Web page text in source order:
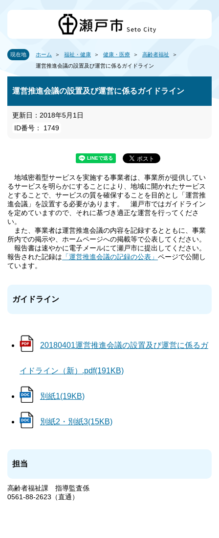
現在地 ホーム 福祉・健康 健康・医療
高齢者福祉
運営推進会議の設置及び運営に係るガイドライン
運営推進会議の設置及び運営に係るガイドライン
更新日：2018年5月1日
ID番号： 1749
地域密着型サービスを実施する事業者は、事業所が提供してい
るサービスを明らかにすることにより、地域に開かれたサービス
とすることで、サービスの質を確保することを目的とし「運営推
進会議」を設置する必要があります。 瀬戸市ではガイドライン
を定めていますので、それに基づき適正な運営を行ってくださ
い。
また、事業者は運営推進会議の内容を記録するとともに、事業
所内での掲示や、ホームページへの掲載等で公表してください。
報告書は速やかに電子メールにて瀬戸市に提出してください。
報告された記録は 「運営推進会議の記録の公表」 ページで公開し
ています。
ガイドライン
20180401運営推進会議の設置及び運営に係るガ
イドライン（新）.pdf(191KB)
別紙1(19KB)
別紙2・別紙3(15KB)
担当
高齢者福祉課 指導監査係
0561-88-2623（直通）